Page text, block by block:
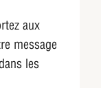
aux
message
les